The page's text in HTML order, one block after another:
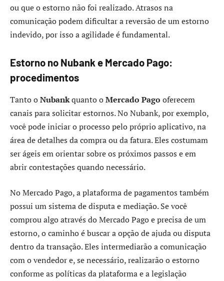
ou que o estorno não foi realizado. Atrasos na
comunicação podem dificultar a reversão de um estorno
indevido, por isso a agilidade é fundamental.
Estorno no Nubank e Mercado Pago:
procedimentos
Tanto oNubankquanto oMercado Pago oferecem
canais para solicitar estornos. No Nubank, por exemplo,
você pode iniciar o processo pelo próprio aplicativo, na
área de detalhes da compra ou da fatura. Eles costumam
ser ágeis em orientar sobre os próximos passos e em
abrir contestações quando necessário.
No Mercado Pago, a plataforma de pagamentos também
possui um sistema de disputa e mediação. Se você
comprou algo através do Mercado Pago e precisa de um
estorno, o caminho é buscar a opção de ajuda ou disputa
dentro da transação. Eles intermediarão a comunicação
com o vendedor e, se necessário, realizarão o estorno
conforme as políticas da plataforma e a legislação